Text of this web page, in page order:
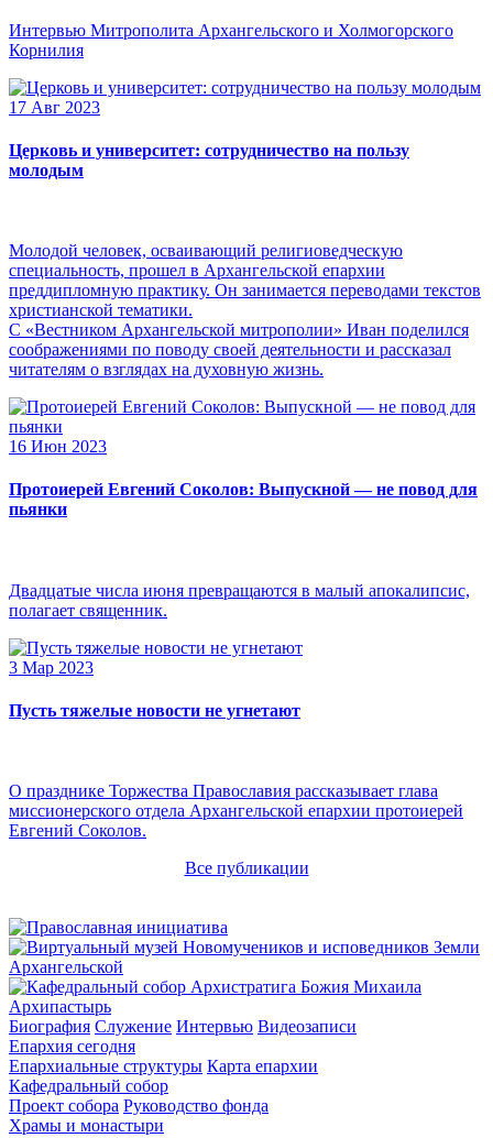
Интервью Митрополита Архангельского и Холмогорского
Корнилия
17 Авг 2023
Церковь и университет: сотрудничество на пользу
молодым
Молодой человек, осваивающий религиоведческую
специальность, прошел в Архангельской епархии
преддипломную практику. Он занимается переводами текстов
христианской тематики.
С «Вестником Архангельской митрополии» Иван поделился
соображениями по поводу своей деятельности и рассказал
читателям о взглядах на духовную жизнь.
16 Июн 2023
Протоиерей Евгений Соколов: Выпускной — не повод для
пьянки
Двадцатые числа июня превращаются в малый апокалипсис,
полагает священник.
3 Мар 2023
Пусть тяжелые новости не угнетают
О празднике Торжества Православия рассказывает глава
миссионерского отдела Архангельской епархии протоиерей
Евгений Соколов.
Все публикации
Архипастырь
Биография Служение Интервью Видеозаписи
Епархия сегодня
Епархиальные структуры Карта епархии
Кафедральный собор
Проект собора Руководство фонда
Храмы и монастыри